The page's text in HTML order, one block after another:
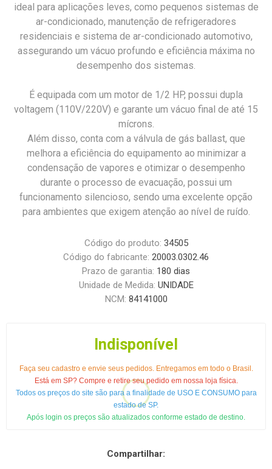
ideal para aplicações leves, como pequenos sistemas de
ar-condicionado, manutenção de refrigeradores
residenciais e sistema de ar-condicionado automotivo,
assegurando um vácuo profundo e eficiência máxima no
desempenho dos sistemas.
É equipada com um motor de 1/2 HP, possui dupla
voltagem (110V/220V) e garante um vácuo final de até 15
mícrons.
Além disso, conta com a válvula de gás ballast, que
melhora a eficiência do equipamento ao minimizar a
condensação de vapores e otimizar o desempenho
durante o processo de evacuação, possui um
funcionamento silencioso, sendo uma excelente opção
para ambientes que exigem atenção ao nível de ruído.
Código do produto: 34505
Código do fabricante: 20003.0302.46
Prazo de garantia: 180 dias
Unidade de Medida: UNIDADE
NCM: 84141000
Indisponível
Faça seu cadastro e envie seus pedidos. Entregamos em todo o Brasil.
Está em SP? Compre e retire seu pedido em nossa loja física.
Todos os preços do site são para a finalidade de USO E CONSUMO para
estado de SP.
Após login os preços são atualizados conforme estado de destino.
Compartilhar: